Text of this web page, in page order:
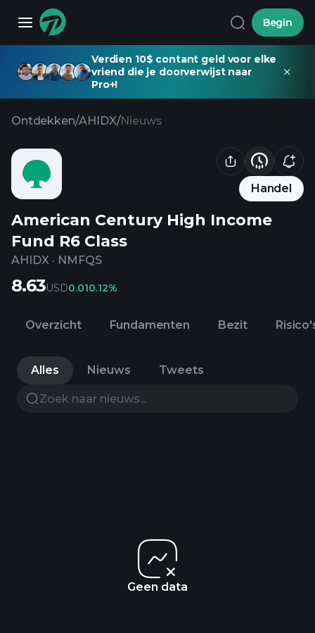
Begin
Verdien 10$ contant geld voor elke
vriend die je doorverwijst naar
Pro+!
Ontdekken/AHIDX/Nieuws
Handel
American Century High Income
Fund R6 Class
AHIDX · NMFQS
8.63USD0.010.12%
Overzicht Fundamenten Bezit
Alles Nieuws Tweets
Geen data